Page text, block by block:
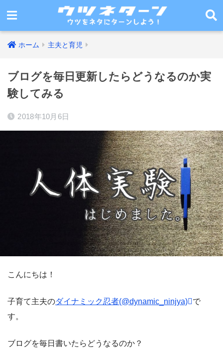
ホーム 主夫と育児
ブログを毎日更新したらどうなるのか実
験してみる
2018年10月6日
こんにちは！
子育て主夫のダイナミック忍者(@dynamic_ninjya)
で
す。
ブログを毎日書いたらどうなるのか？